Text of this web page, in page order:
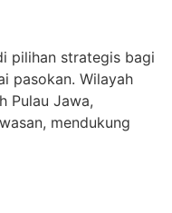
pilihan strategis bagi
pasokan. Wilayah
Pulau Jawa,
mendukung